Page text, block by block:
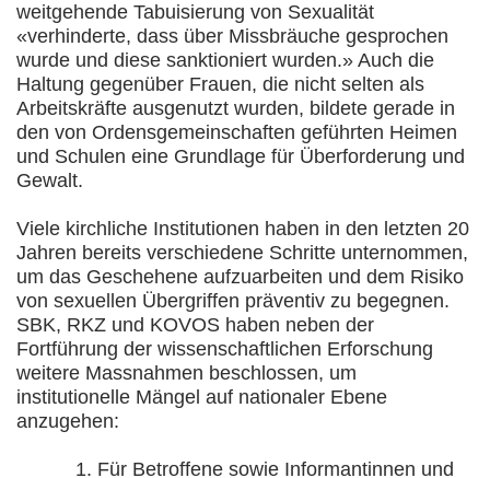
weitgehende Tabuisierung von Sexualität
«verhinderte, dass über Missbräuche gesprochen
wurde und diese sanktioniert wurden.» Auch die
Haltung gegenüber Frauen, die nicht selten als
Arbeitskräfte ausgenutzt wurden, bildete gerade in
den von Ordensgemeinschaften geführten Heimen
und Schulen eine Grundlage für Überforderung und
Gewalt.
Viele kirchliche Institutionen haben in den letzten 20
Jahren bereits verschiedene Schritte unternommen,
um das Geschehene aufzuarbeiten und dem Risiko
von sexuellen Übergriffen präventiv zu begegnen.
SBK, RKZ und KOVOS haben neben der
Fortführung der wissenschaftlichen Erforschung
weitere Massnahmen beschlossen, um
institutionelle Mängel auf nationaler Ebene
anzugehen:
Für Betroffene sowie Informantinnen und